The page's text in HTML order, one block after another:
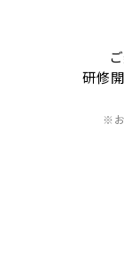
研修
※